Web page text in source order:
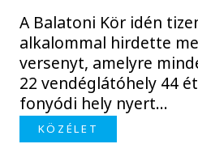
A Balatoni Kör idén
alkalommal hirdette
versenyt, amelyre
22 vendéglátóhely 44
fonyódi hely nyert...
KÖZÉLET